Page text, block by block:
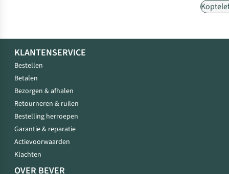
KLANTENSERVICE
Bestellen
Betalen
Bezorgen & afhalen
Retourneren & ruilen
Bestelling herroepen
Garantie & reparatie
Actievoorwaarden
Klachten
OVER BEVER